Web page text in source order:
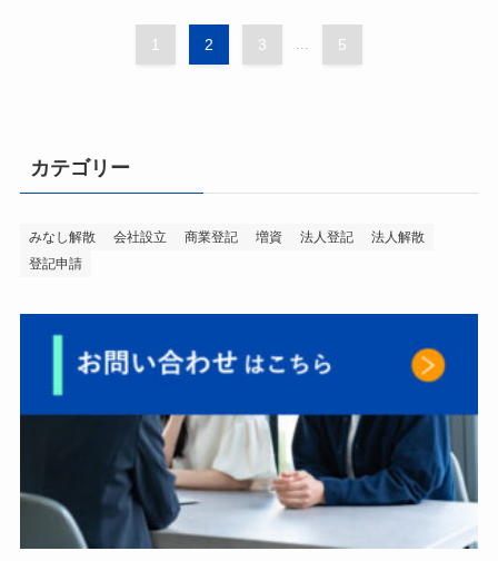
1 2 3 ... 5
カテゴリー
みなし解散 会社設立 商業登記 増資 法人登記
法人解散
登記申請